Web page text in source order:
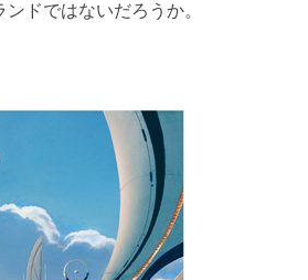
ドではないだろうか。